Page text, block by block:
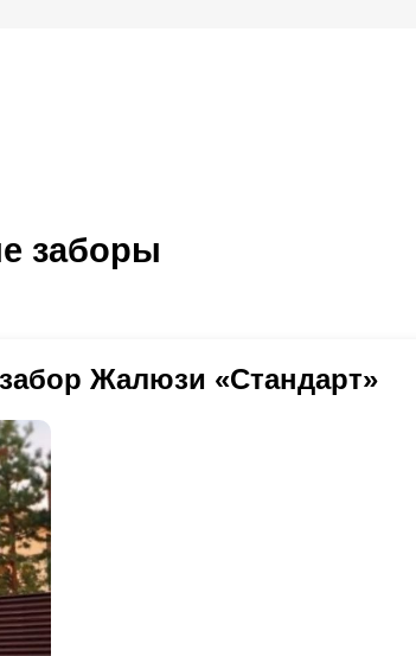
заборы
Жалюзи «Стандарт»